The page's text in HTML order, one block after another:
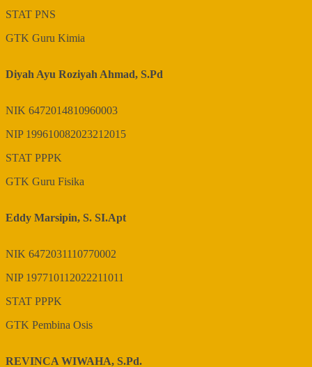
STAT PNS
GTK Guru Kimia
Diyah Ayu Roziyah Ahmad, S.Pd
NIK 6472014810960003
NIP 199610082023212015
STAT PPPK
GTK Guru Fisika
Eddy Marsipin, S. SI.Apt
NIK 6472031110770002
NIP 197710112022211011
STAT PPPK
GTK Pembina Osis
REVINCA WIWAHA, S.Pd.